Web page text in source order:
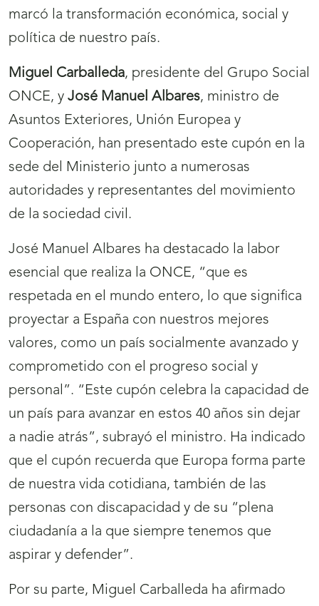
marcó la transformación económica, social y
política de nuestro país.
Miguel Carballeda, presidente del Grupo Social
ONCE, y José Manuel Albares, ministro de
Asuntos Exteriores, Unión Europea y
Cooperación, han presentado este cupón en la
sede del Ministerio junto a numerosas
autoridades y representantes del movimiento
de la sociedad civil.
José Manuel Albares ha destacado la labor
esencial que realiza la ONCE, “que es
respetada en el mundo entero, lo que significa
proyectar a España con nuestros mejores
valores, como un país socialmente avanzado y
comprometido con el progreso social y
personal”. “Este cupón celebra la capacidad de
un país para avanzar en estos 40 años sin dejar
a nadie atrás”, subrayó el ministro. Ha indicado
que el cupón recuerda que Europa forma parte
de nuestra vida cotidiana, también de las
personas con discapacidad y de su “plena
ciudadanía a la que siempre tenemos que
aspirar y defender”.
Por su parte, Miguel Carballeda ha afirmado